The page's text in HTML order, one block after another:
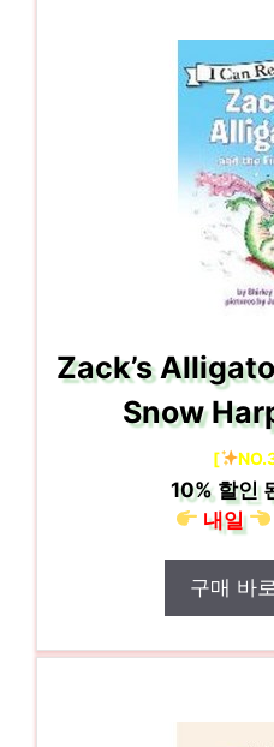
Zack’s
Snow
[
10%할인
내일
구매 바